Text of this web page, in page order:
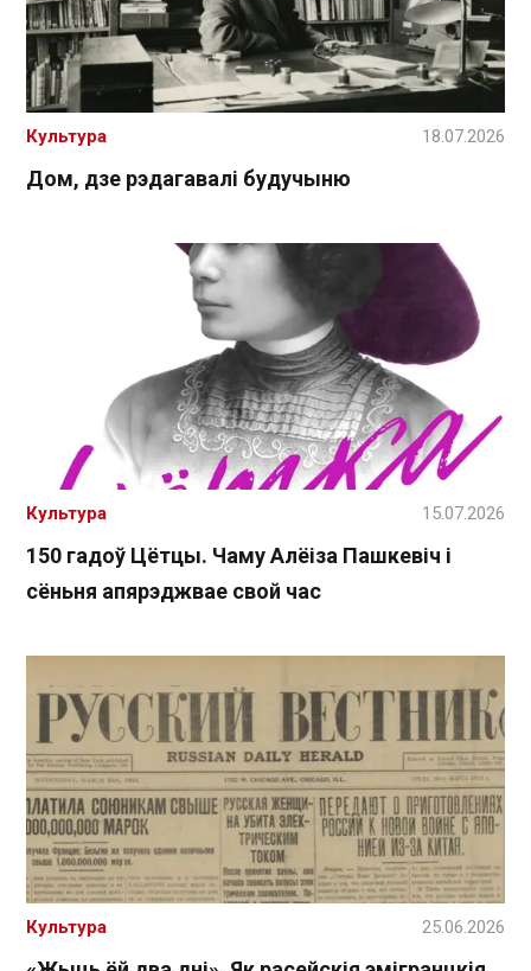
Дом, дзе рэдагавалі будучыню
Культура 18.07.2026
150 гадоў Цётцы. Чаму Алёіза Пашкевіч і
сёньня апярэджвае свой час
Культура 15.07.2026
Культура 25.06.2026